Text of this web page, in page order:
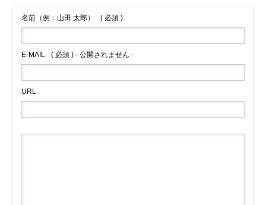
名前（例：山田 太郎） ( 必須 )
E-MAIL ( 必須 ) - 公開されません -
URL